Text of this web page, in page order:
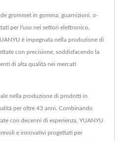
grommet in gomma, guarnizioni, o-
per l'uso nei settori elettronico,
è impegnata nella produzione di
con precisione, soddisfacendo la
di alta qualità nei mercati
nella produzione di prodotti in
per oltre 43 anni. Combinando
con decenni di esperienza, YUANYU
e innovativi progettati per